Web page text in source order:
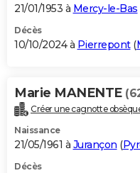
21/01/1953 à Mercy-le-Bas
Décès
10/10/2024 à Pierrepont(
Marie MANENTE
Créer une cagnotte
Naissance
21/05/1961 à Jurançon (
Décès